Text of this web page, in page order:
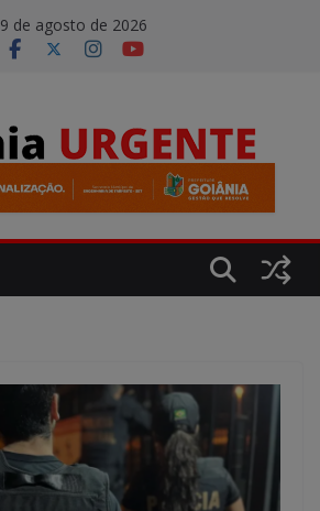
9 de agosto de 2026
modal-check